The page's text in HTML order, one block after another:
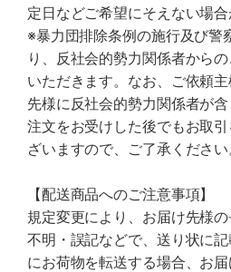
定日などご希望にそえない場合
※暴力団排除条例の施行及び警
り、反社会的勢力関係者から
いただきます。なお、ご依頼
先様に反社会的勢力関係者が
注文をお受けした後でもお取
ざいますので、ご了承ください
【配送商品へのご注意事項】
規定変更により、お届け先様
不明・誤記などで、送り状に
にお荷物を転送する場合、お